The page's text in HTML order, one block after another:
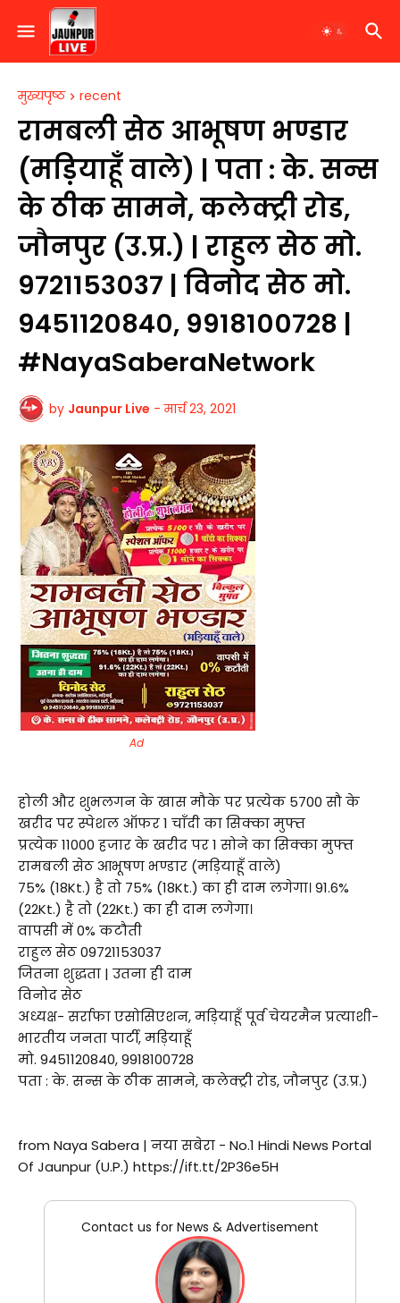
मुख्यपृष्ठ recent
रामबली सेठ आभूषण भण्डार
(मड़ियाहूँ वाले) | पता : के. सन्स
के ठीक सामने, कलेक्ट्री रोड,
जौनपुर (उ.प्र.) | राहुल सेठ मो.
9721153037 | विनोद सेठ मो.
9451120840, 9918100728 |
#NayaSaberaNetwork
by Jaunpur Live - मार्च 23, 2021
Ad
होली और शुभलगन के खास मौके पर प्रत्येक 5700 सौ के
खरीद पर स्पेशल ऑफर 1 चाँदी का सिक्का मुफ्त
प्रत्येक 11000 हजार के खरीद पर 1 सोने का सिक्का मुफ्त
रामबली सेठ आभूषण भण्डार (मड़ियाहूँ वाले)
75% (18Kt.) है तो 75% (18Kt.) का ही दाम लगेगा। 91.6%
(22Kt.) है तो (22Kt.) का ही दाम लगेगा।
वापसी में 0% कटौती
राहुल सेठ 09721153037
जितना शुद्धता | उतना ही दाम
विनोद सेठ
अध्यक्ष- सर्राफा एसोसिएशन, मड़ियाहूँ पूर्व चेयरमैन प्रत्याशी-
भारतीय जनता पार्टी, मड़ियाहूँ
मो. 9451120840, 9918100728
पता : के. सन्स के ठीक सामने, कलेक्ट्री रोड, जौनपुर (उ.प्र.)
from Naya Sabera | नया सबेरा - No.1 Hindi News Portal
Of Jaunpur (U.P.) https://ift.tt/2P36e5H
Contact us for News & Advertisement